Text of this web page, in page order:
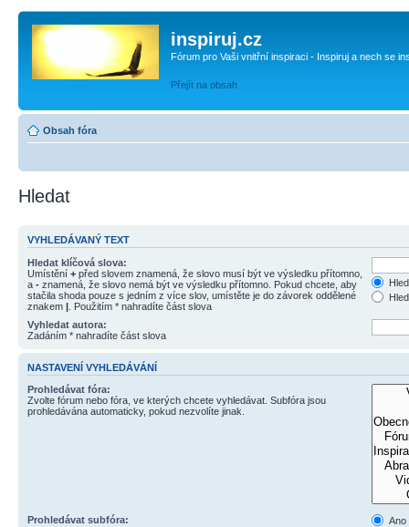
inspiruj.cz
Fórum pro Vaši vnitřní inspiraci - Inspiruj a nech se
Přejít na obsah
Obsah fóra
Hledat
VYHLEDÁVANÝ TEXT
Hledat klíčová slova:
Umístění + před slovem znamená, že slovo musí být ve výsledku přítomno,
a - znamená, že slovo nemá být ve výsledku přítomno. Pokud chcete, aby
stačila shoda pouze s jedním z více slov, umístěte je do závorek oddělené
znakem | . Použitím * nahradíte část slova
Vyhledat autora:
Zadáním * nahradíte část slova
NASTAVENÍ VYHLEDÁVÁNÍ
Prohledávat fóra:
Zvolte fórum nebo fóra, ve kterých chcete vyhledávat. Subfóra jsou
prohledávána automaticky, pokud nezvolíte jinak.
Prohledávat subfóra:
Ano